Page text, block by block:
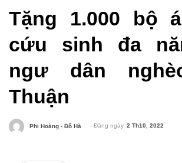
Tặng 1.000 bộ
cứu sinh đa
ngư dân
Thuận
Phi Hoàng - Đỗ Hà - Đăng ngày 2 Th10, 2022